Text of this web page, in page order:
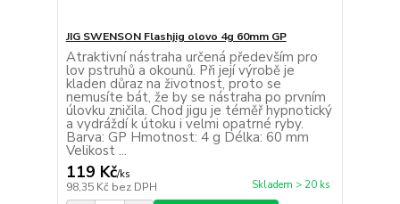
JIG SWENSON Flashjig olovo 4g 60mm GP
Atraktivní nástraha určená především pro
lov pstruhů a okounů. Při její výrobě je
kladen důraz na životnost, proto se
nemusíte bát, že by se nástraha po prvním
úlovku zničila. Chod jigu je téměř hypnotický
a vydráždí k útoku i velmi opatrné ryby.
Barva: GP Hmotnost: 4 g Délka: 60 mm
Velikost ...
119 Kč/ks
98,35 Kč bez DPH Skladem > 20 ks